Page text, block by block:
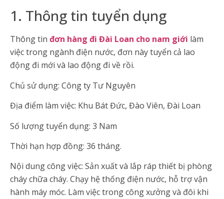
1. Thông tin tuyển dụng
Thông tin đơn hàng đi Đài Loan cho nam giới làm
việc trong ngành điện nước, đơn này tuyển cả lao
động đi mới và lao động đi về rồi.
Chủ sử dụng: Công ty Tư Nguyên
Địa điểm làm việc: Khu Bát Đức, Đào Viên, Đài Loan
Số lượng tuyển dụng: 3 Nam
Thời hạn hợp đồng: 36 tháng.
Nội dung công việc: Sản xuất và lắp ráp thiết bị phòng
cháy chữa cháy. Chạy hệ thống điện nước, hỗ trợ vận
hành máy móc. Làm việc trong công xưởng và đôi khi